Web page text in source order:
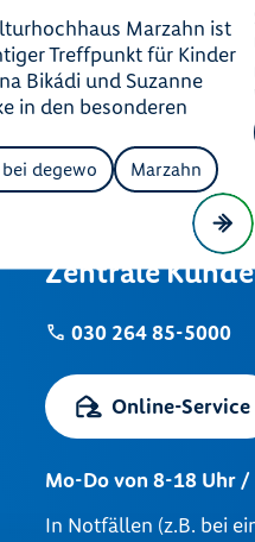
Marzahn ist
Treffpunkt für Kinder
Bikádi und Suzanne
in den besonderen
degewo Marzahn
Zentrale
030 264 85-5000
Online-Service
Mo-Do von 8-18 Uhr
In Notfällen (z.B. bei